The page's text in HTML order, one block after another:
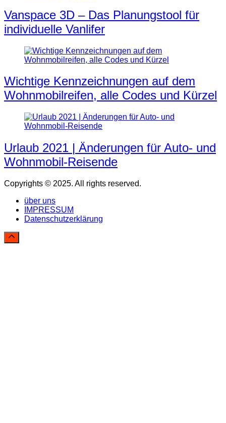
Vanspace 3D – Das Planungstool für
individuelle Vanlifer
Wichtige Kennzeichnungen auf dem
Wohnmobilreifen, alle Codes und Kürzel
Urlaub 2021 | Änderungen für Auto- und
Wohnmobil-Reisende
Copyrights © 2025. All rights reserved.
über uns
IMPRESSUM
Datenschutzerklärung